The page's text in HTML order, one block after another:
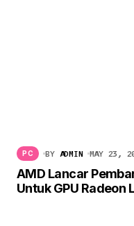
PC BY ADMIN MAY 23,
AMD Lancar
Untuk GPU Radeon